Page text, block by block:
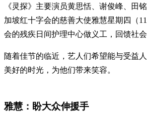
《灵探》主要演员黄思恬、谢俊峰、田
加坡红十字会的慈善大使雅慧星期四（
会的残疾日间护理中心做义工，回馈社会
随着佳节的临近，艺人们希望能与受益
美好的时光，为他们带来笑容。
雅慧：盼大众伸援手